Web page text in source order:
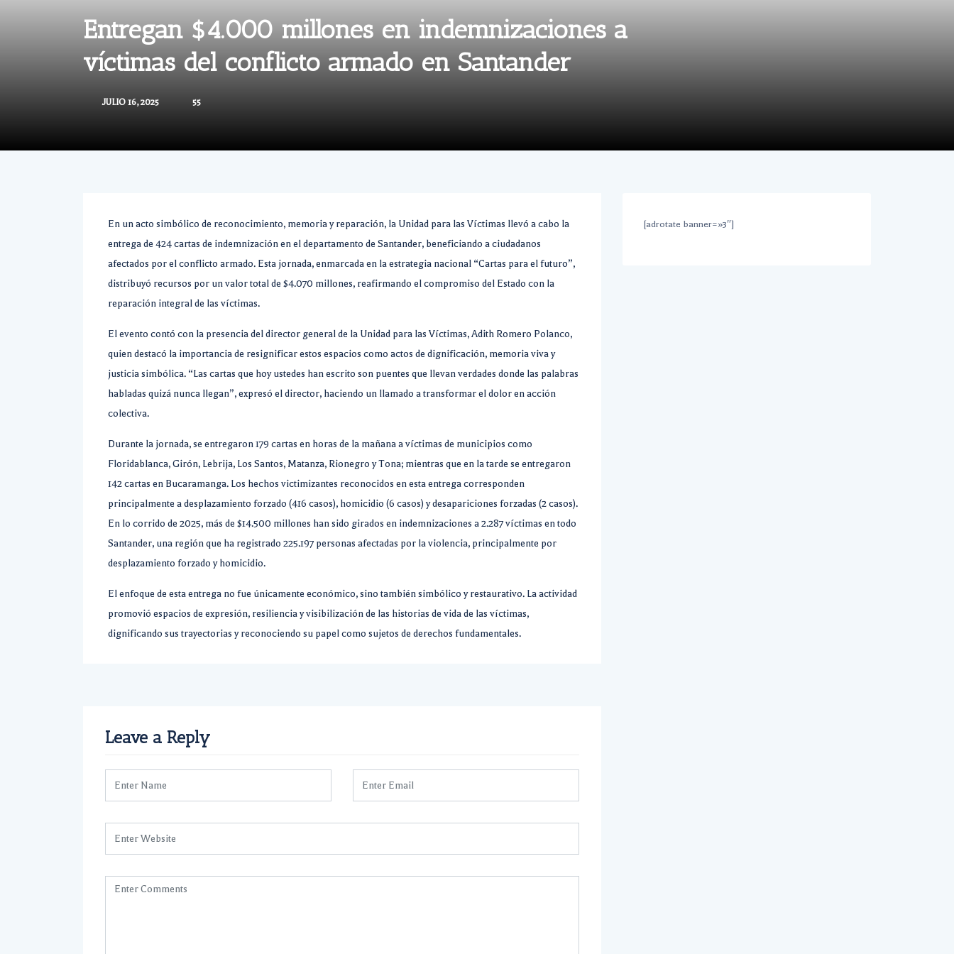
Entregan $4.000 millones en indemnizaciones a
víctimas del conflicto armado en Santander
JULIO 16, 2025 55
En un acto simbólico de reconocimiento, memoria y reparación, la Unidad para las Víctimas llevó a cabo la
entrega de 424 cartas de indemnización en el departamento de Santander, beneficiando a ciudadanos
afectados por el conflicto armado. Esta jornada, enmarcada en la estrategia nacional “Cartas para el futuro”,
distribuyó recursos por un valor total de $4.070 millones, reafirmando el compromiso del Estado con la
reparación integral de las víctimas.
El evento contó con la presencia del director general de la Unidad para las Víctimas, Adith Romero Polanco,
quien destacó la importancia de resignificar estos espacios como actos de dignificación, memoria viva y
justicia simbólica. “Las cartas que hoy ustedes han escrito son puentes que llevan verdades donde las palabras
habladas quizá nunca llegan”, expresó el director, haciendo un llamado a transformar el dolor en acción
colectiva.
Durante la jornada, se entregaron 179 cartas en horas de la mañana a víctimas de municipios como
Floridablanca, Girón, Lebrija, Los Santos, Matanza, Rionegro y Tona; mientras que en la tarde se entregaron
142 cartas en Bucaramanga. Los hechos victimizantes reconocidos en esta entrega corresponden
principalmente a desplazamiento forzado (416 casos), homicidio (6 casos) y desapariciones forzadas (2 casos).
En lo corrido de 2025, más de $14.500 millones han sido girados en indemnizaciones a 2.287 víctimas en todo
Santander, una región que ha registrado 225.197 personas afectadas por la violencia, principalmente por
desplazamiento forzado y homicidio.
El enfoque de esta entrega no fue únicamente económico, sino también simbólico y restaurativo. La actividad
promovió espacios de expresión, resiliencia y visibilización de las historias de vida de las víctimas,
dignificando sus trayectorias y reconociendo su papel como sujetos de derechos fundamentales.
Leave a Reply
[adrotate banner=»3″]